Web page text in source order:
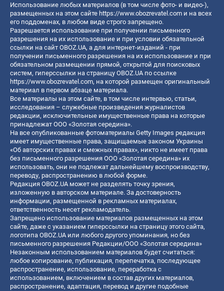
Использование любых материалов (в том числе фото- и видео-),
размещенных на этом сайте https://www.obozrevatel.com и на всех
его поддоменах, в любом виде строго запрещено.
Разрешается использование при получении письменного
разрешения на их использование и при условии обязательной
ссылки на сайт OBOZ.UA, а для интернет-изданий - при
получении письменного разрешения на их использование и при
обязательном размещении прямой, открытой для поисковых
систем, гиперссылки на страницу OBOZ.UA по ссылке
https://www.obozrevatel.com, на которой размещен оригинальный
материал в первом абзаце материала.
Все материалы на этом сайте, в том числе интервью, статьи,
исследования – служебные произведения журналистов
редакции, исключительные имущественные права на которые
принадлежат ООО «Золотая середина».
На все опубликованные фотоматериалы Getty Images редакция
имеет имущественные права, защищаемые законом Украины
«Об авторских правах и смежных правах», никто не имеет права
без письменного разрешения ООО «Золотая середина» их
использовать, они не подлежат дальнейшему воспроизводству,
переводу, распространению в любой форме.
Редакция OBOZ.UA может не разделять точку зрения,
изложенную в авторском материале. За достоверность
информации, размещенной в рекламных материалах,
ответственность несет рекламодатель.
Запрещено использование материалов размещенных на этом
сайте, даже с указанием гиперссылки на страницу этого сайта,
логотипа OBOZ.UA или любого другого упоминания, но без
письменного разрешения Редакции/ООО «Золотая середина»
Незаконным использованием материалов будет считаться:
любое копирование, публикация, перепечатка, последующее
распространение, использование, переработка с
использованием, включением в состав других материалов,
распространение, адаптация, перевод и другие подобные